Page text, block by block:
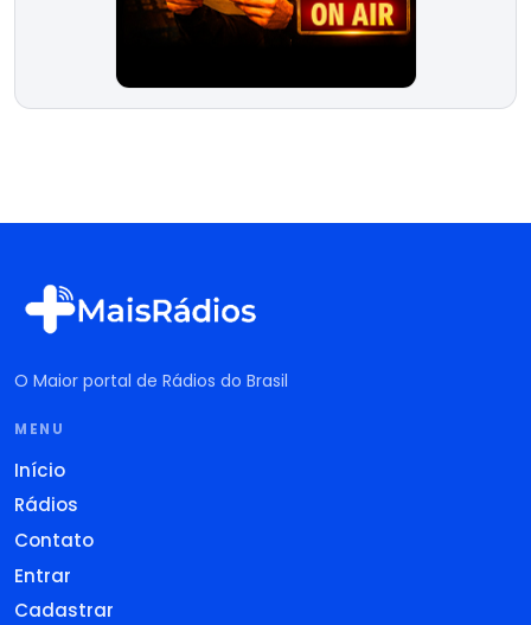
O Maior portal de Rádios do Brasil
MENU
Início
Rádios
Contato
Entrar
Cadastrar